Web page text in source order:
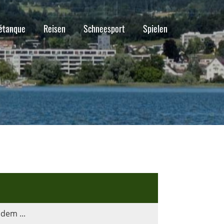
Reisen Schneesport Spielen
...